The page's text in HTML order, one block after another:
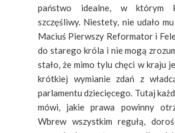
państwo idealne, w którym
szczęśliwy. Niestety, nie udało
Maciuś Pierwszy Reformator i
do starego króla i nie mogą
stało, że mimo tylu chęci w kraju
krótkiej wymianie zdań z
parlamentu dziecięcego. Tutaj
mówi, jakie prawa powinny
Wbrew wszystkim regułą,